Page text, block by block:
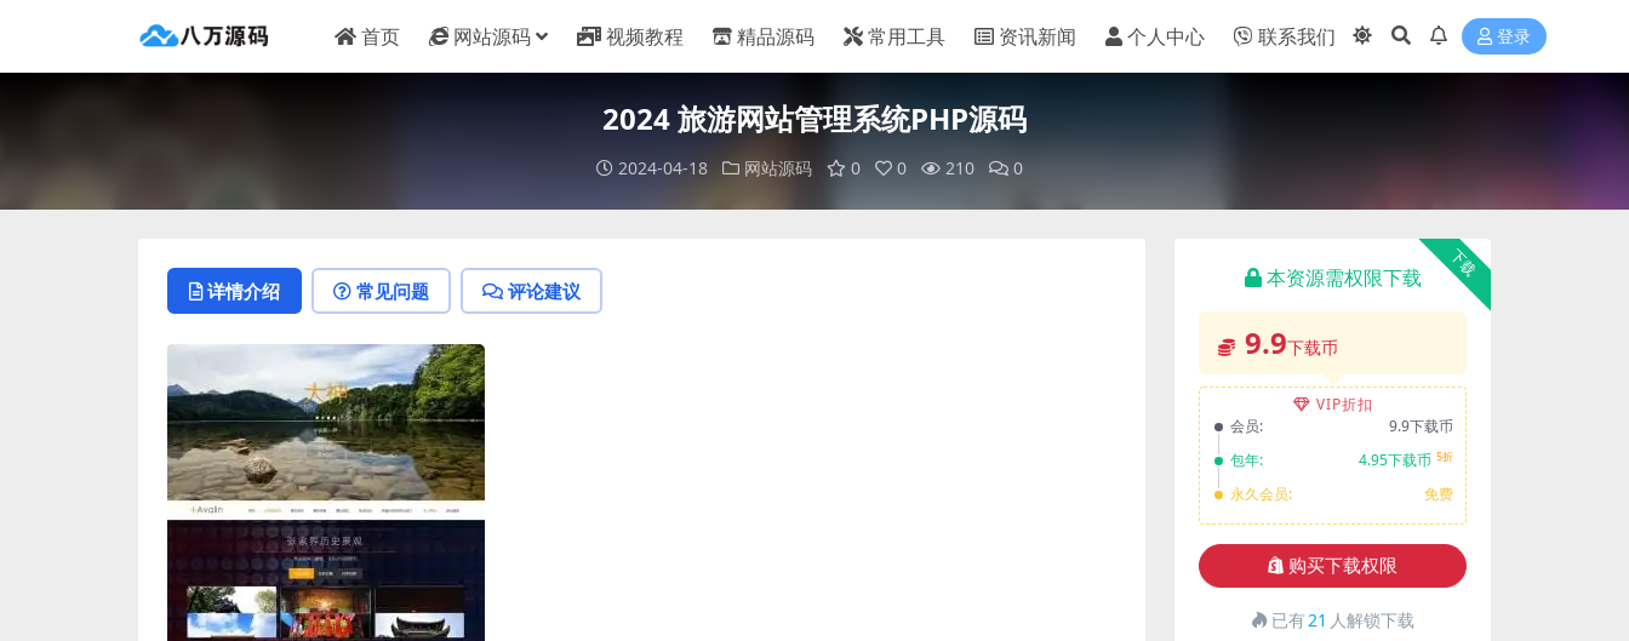
首页 网站源码 视频教程 精品源码 常用工具 资讯新闻 个人中心 联系我们 登录
2024 旅游网站管理系统PHP源码
2024-04-18 网站源码 0 0 210 0
详情介绍 常见问题 评论建议
下载
本资源需权限下载
9.9下载币
VIP折扣
会员:
9.9下载币
包年:
4.95下载币 5折
永久会员: 免费
购买下载权限
已有21 人解锁下载